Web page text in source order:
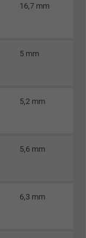
Google LLC
Service.
ID, die das Gerät
16,7 mm
5 mm
5,2 mm
5,6 mm
6,3 mm